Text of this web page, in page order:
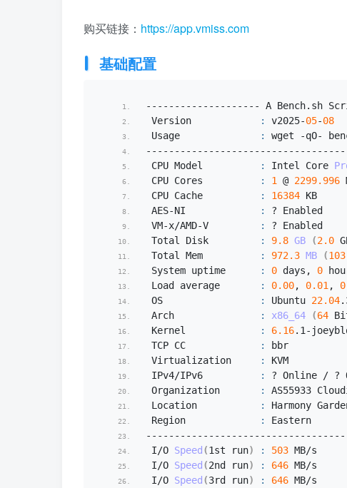
购买链接： https://app.vmiss.com
基础配置
-------------------- A Bench. sh
Version
: v2025-05-08
Usage
: wget -qO-
CPU Model
: Intel Core
CPU Cores
: 1 @ 2299.996
CPU Cache
: 16384 KB
AES-NI
:
? Enabled
VM-x/AMD-V
:
? Enabled
Total Disk
: 9.8 GB (2.0
Total Mem
: 972.3 MB (
System uptime
: 0 days, 0
Load average
: 0.00, 0.01 ,
OS
: Ubuntu 22.04.
Arch
: x86_64 (64
Kernel
: 6.16. 1 -
TCP CC
:
bbr
Virtualization
:
KVM
IPv4/IPv6
:
? Online / ?
Organization
:
AS55933
Location
:
Harmony
Region
:
Eastern
I/O Speed (1st run) : 503 MB/s
I/O Speed (2nd run) : 646 MB/s
I/O Speed (3rd run) : 646 MB/s